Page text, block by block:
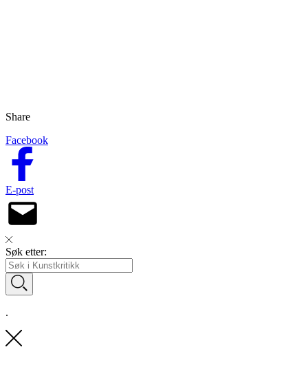
Share
Facebook
E-post
Søk etter:
.